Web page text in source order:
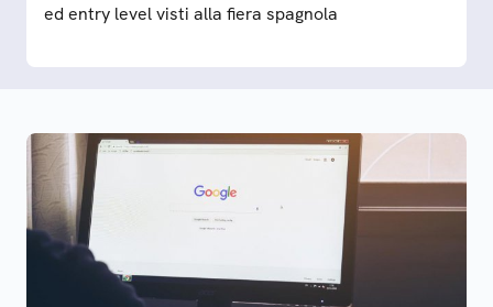
ed entry level visti alla fiera spagnola